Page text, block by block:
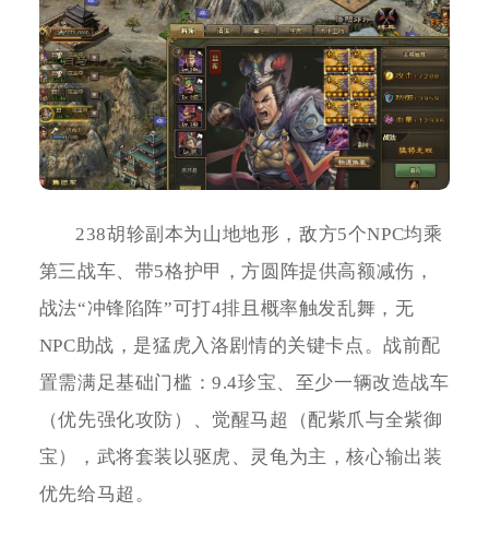
238胡轸副本为山地地形，敌方5个NPC均乘
第三战车、带5格护甲，方圆阵提供高额减伤，
战法“冲锋陷阵”可打4排且概率触发乱舞，无
NPC助战，是猛虎入洛剧情的关键卡点。战前配
置需满足基础门槛：9.4珍宝、至少一辆改造战车
（优先强化攻防）、觉醒马超（配紫爪与全紫御
宝），武将套装以驱虎、灵龟为主，核心输出装
优先给马超。